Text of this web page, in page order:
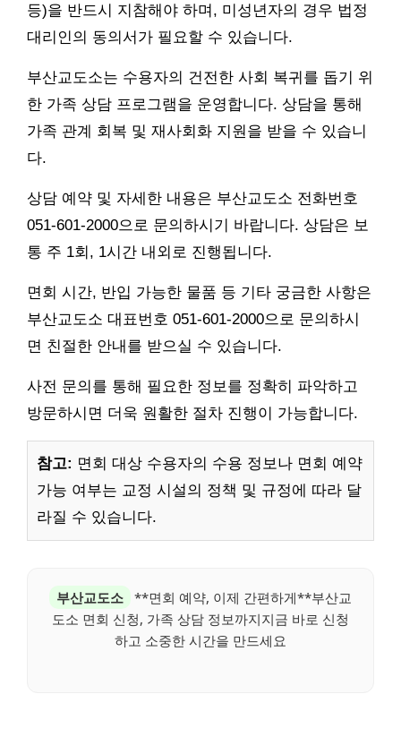
등)을 반드시 지참해야 하며, 미성년자의 경우 법정
대리인의 동의서가 필요할 수 있습니다.
부산교도소는 수용자의 건전한 사회 복귀를 돕기 위
한 가족 상담 프로그램을 운영합니다. 상담을 통해
가족 관계 회복 및 재사회화 지원을 받을 수 있습니
다.
상담 예약 및 자세한 내용은 부산교도소 전화번호
051-601-2000으로 문의하시기 바랍니다. 상담은 보
통 주 1회, 1시간 내외로 진행됩니다.
면회 시간, 반입 가능한 물품 등 기타 궁금한 사항은
부산교도소 대표번호 051-601-2000으로 문의하시
면 친절한 안내를 받으실 수 있습니다.
사전 문의를 통해 필요한 정보를 정확히 파악하고
방문하시면 더욱 원활한 절차 진행이 가능합니다.
참고: 면회 대상 수용자의 수용 정보나 면회 예약
가능 여부는 교정 시설의 정책 및 규정에 따라 달
라질 수 있습니다.
부산교도소 **면회 예약, 이제 간편하게**부산교
도소 면회 신청, 가족 상담 정보까지지금 바로 신청
하고 소중한 시간을 만드세요